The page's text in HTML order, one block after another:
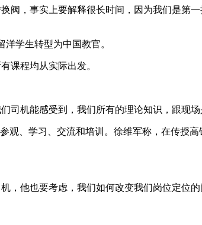
，事实上要解释很长时间，因为我们是第一
学生转型为中国教官。
课程均从实际出发。
机能感受到，我们所有的理论知识，跟现场
、学习、交流和培训。徐维军称，在传授高
他也要考虑，我们如何改变我们岗位定位的